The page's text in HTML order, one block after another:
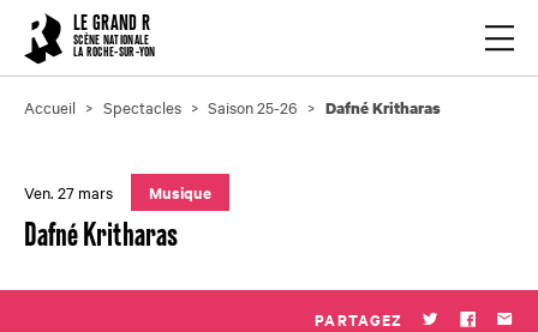
LE GRAND R
SCÈNE NATIONALE
LA ROCHE-SUR-YON
Accueil Spectacles Saison 25-26 Dafné Kritharas
Ven. 27 mars Musique
Dafné Kritharas
PARTAGEZ Twitter
Cookies management panel